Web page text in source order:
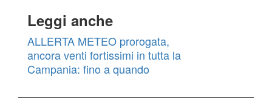
Leggi anche
ALLERTA METEO prorogata,
ancora venti fortissimi in tutta la
Campania: fino a quando